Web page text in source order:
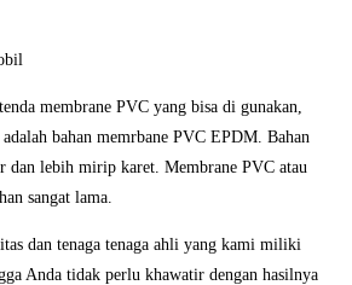
membrane PVC yang bisa di gunakan,
bahan memrbane PVC EPDM. Bahan
dan lebih mirip karet. Membrane PVC atau
sangat lama.
dan tenaga tenaga ahli yang kami miliki
Anda tidak perlu khawatir dengan hasilnya